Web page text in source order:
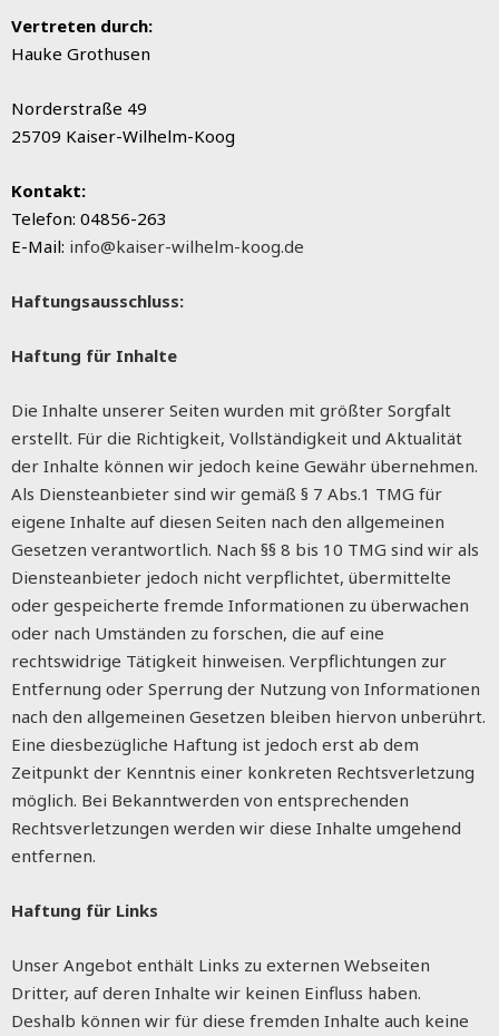
Vertreten durch:
Hauke Grothusen
Norderstraße 49
25709 Kaiser-Wilhelm-Koog
Kontakt:
Telefon: 04856-263
E-Mail: info@kaiser-wilhelm-koog.de
Haftungsausschluss:
Haftung für Inhalte
Die Inhalte unserer Seiten wurden mit größter Sorgfalt
erstellt. Für die Richtigkeit, Vollständigkeit und Aktualität
der Inhalte können wir jedoch keine Gewähr übernehmen.
Als Diensteanbieter sind wir gemäß § 7 Abs.1 TMG für
eigene Inhalte auf diesen Seiten nach den allgemeinen
Gesetzen verantwortlich. Nach §§ 8 bis 10 TMG sind wir als
Diensteanbieter jedoch nicht verpflichtet, übermittelte
oder gespeicherte fremde Informationen zu überwachen
oder nach Umständen zu forschen, die auf eine
rechtswidrige Tätigkeit hinweisen. Verpflichtungen zur
Entfernung oder Sperrung der Nutzung von Informationen
nach den allgemeinen Gesetzen bleiben hiervon unberührt.
Eine diesbezügliche Haftung ist jedoch erst ab dem
Zeitpunkt der Kenntnis einer konkreten Rechtsverletzung
möglich. Bei Bekanntwerden von entsprechenden
Rechtsverletzungen werden wir diese Inhalte umgehend
entfernen.
Haftung für Links
Unser Angebot enthält Links zu externen Webseiten
Dritter, auf deren Inhalte wir keinen Einfluss haben.
Deshalb können wir für diese fremden Inhalte auch keine